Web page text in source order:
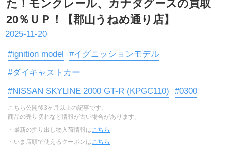
た！モンクレール、カナダグースの買取
20％ＵＰ！【郡山うねめ通り店】
2025-11-20
#ignition model
#イグニッションモデル
#ダイキャストカー
#NISSAN SKYLINE 2000 GT-R (KPGC110)
#0300
こちら公開後3ヶ月以上の記事です。
商品の売り切れなど情報が古い場合があります。
・最新の掘り出し物入荷情報は こちら
・いま店頭で使えるクーポンは こちら